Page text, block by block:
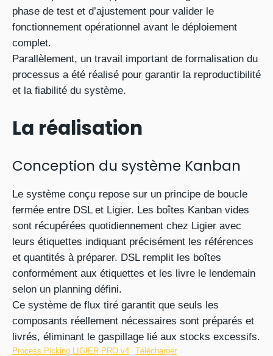
phase de test et d’ajustement pour valider le
fonctionnement opérationnel avant le déploiement
complet.
Parallèlement, un travail important de formalisation du
processus a été réalisé pour garantir la reproductibilité
et la fiabilité du système.
La réalisation
Conception du système Kanban
Le système conçu repose sur un principe de boucle
fermée entre DSL et Ligier. Les boîtes Kanban vides
sont récupérées quotidiennement chez Ligier avec
leurs étiquettes indiquant précisément les références
et quantités à préparer. DSL remplit les boîtes
conformément aux étiquettes et les livre le lendemain
selon un planning défini.
Ce système de flux tiré garantit que seuls les
composants réellement nécessaires sont préparés et
livrés, éliminant le gaspillage lié aux stocks excessifs.
Process Picking LIGIER PRO v4 Télécharger